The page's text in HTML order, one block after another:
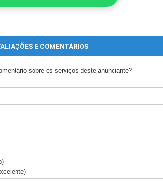
E COMENTÁRIOS
sobre os serviços deste anunciante?